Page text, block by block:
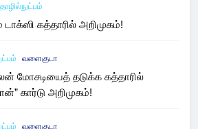
டாக்ஸி கத்தாரில் அறிமுகம்!
வளைகுடா
மோசடியைத் தடுக்க கத்தாரில்
கார்டு அறிமுகம்!
வளைகுடா